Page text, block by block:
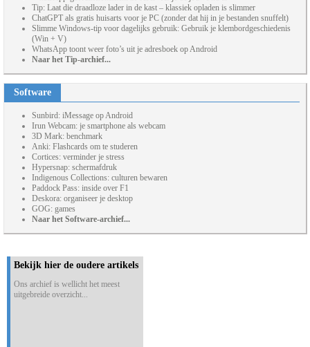
Tip: Laat die draadloze lader in de kast – klassiek opladen is slimmer
ChatGPT als gratis huisarts voor je PC (zonder dat hij in je bestanden snuffelt)
Slimme Windows-tip voor dagelijks gebruik: Gebruik je klembordgeschiedenis
(Win + V)
WhatsApp toont weer foto’s uit je adresboek op Android
Naar het Tip-archief...
Software
Sunbird: iMessage op Android
Irun Webcam: je smartphone als webcam
3D Mark: benchmark
Anki: Flashcards om te studeren
Cortices: verminder je stress
Hypersnap: schermafdruk
Indigenous Collections: culturen bewaren
Paddock Pass: inside over F1
Deskora: organiseer je desktop
GOG: games
Naar het Software-archief...
Bekijk hier de oudere artikels
Ons archief is wellicht het meest
uitgebreide overzicht...